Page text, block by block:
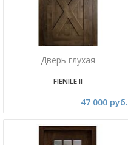
Дверь глухая
FIENILE II
47 000 руб.